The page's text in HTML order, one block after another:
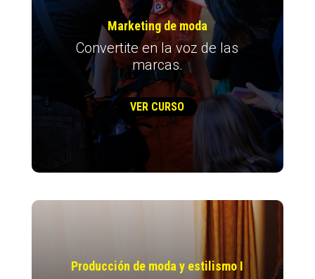
Marketing de moda
Convertite en la voz de las
marcas.
VER CURSO
Producción de moda y estilismo I